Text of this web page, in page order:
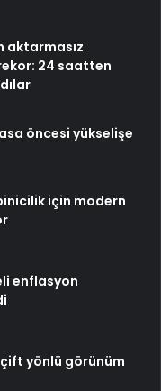
aktarmasız
24 saatten
öncesi yükselişe
için modern
enflasyon
yönlü görünüm